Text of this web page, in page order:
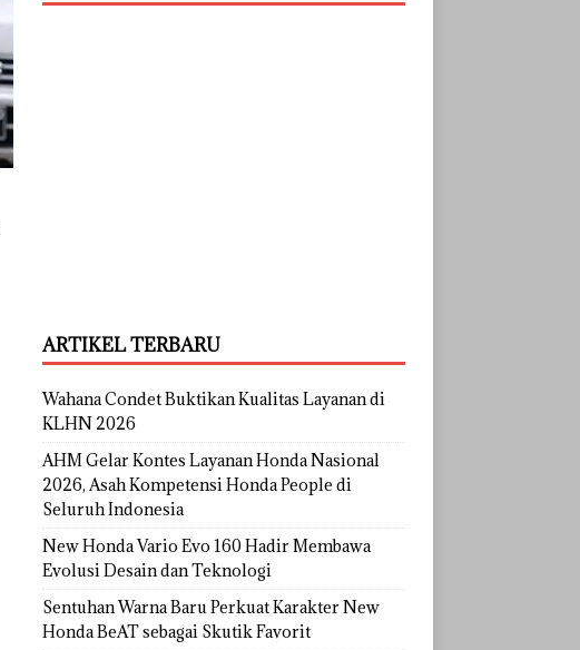
ARTIKEL TERBARU
Wahana Condet Buktikan Kualitas Layanan di
KLHN 2026
AHM Gelar Kontes Layanan Honda Nasional
2026, Asah Kompetensi Honda People di
Seluruh Indonesia
New Honda Vario Evo 160 Hadir Membawa
Evolusi Desain dan Teknologi
Sentuhan Warna Baru Perkuat Karakter New
Honda BeAT sebagai Skutik Favorit